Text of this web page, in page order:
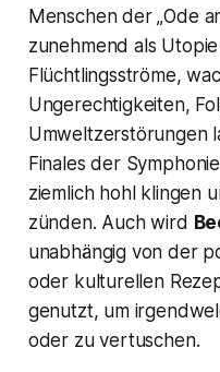
Menschen der „Ode
zunehmend als
Flüchtlingsströme,
Ungerechtigkeiten,
Umweltzerstörungen
Finales der
ziemlich hohl klingen
zünden. Auch wird
unabhängig von der
oder kulturellen
genutzt, um
oder zu vertuschen.